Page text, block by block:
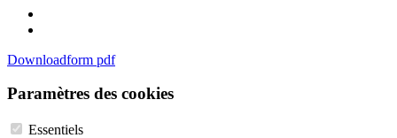
Downloadform pdf
Paramètres des cookies
Essentiels